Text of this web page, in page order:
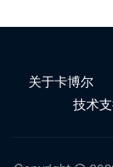
关于卡博尔
技术